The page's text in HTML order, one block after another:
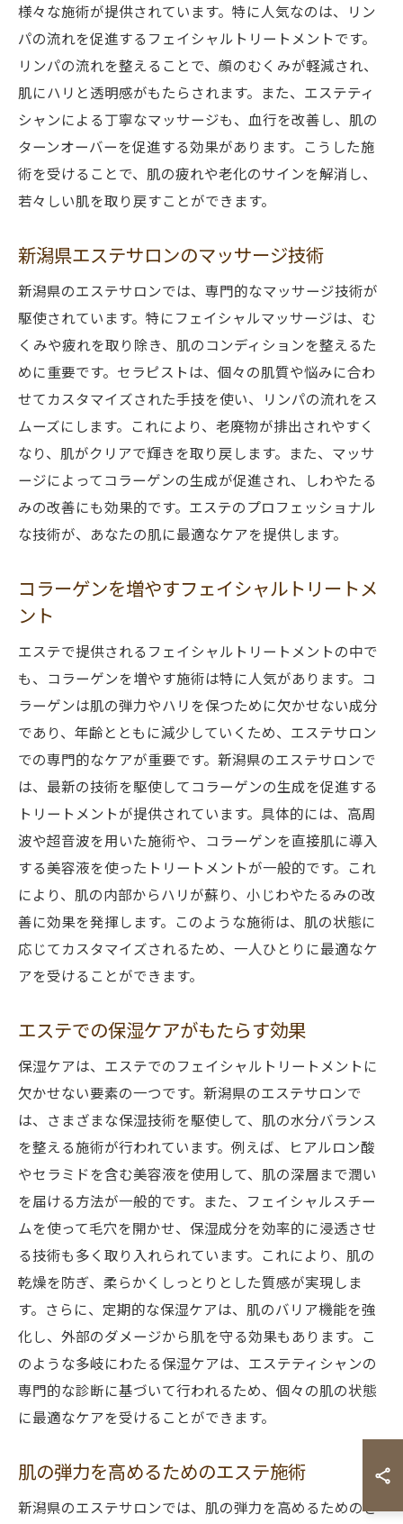
様々な施術が提供されています。特に人気なのは、リン
パの流れを促進するフェイシャルトリートメントです。
リンパの流れを整えることで、顔のむくみが軽減され、
肌にハリと透明感がもたらされます。また、エステティ
シャンによる丁寧なマッサージも、血行を改善し、肌の
ターンオーバーを促進する効果があります。こうした施
術を受けることで、肌の疲れや老化のサインを解消し、
若々しい肌を取り戻すことができます。
新潟県エステサロンのマッサージ技術
新潟県のエステサロンでは、専門的なマッサージ技術が
駆使されています。特にフェイシャルマッサージは、む
くみや疲れを取り除き、肌のコンディションを整えるた
めに重要です。セラピストは、個々の肌質や悩みに合わ
せてカスタマイズされた手技を使い、リンパの流れをス
ムーズにします。これにより、老廃物が排出されやすく
なり、肌がクリアで輝きを取り戻します。また、マッサ
ージによってコラーゲンの生成が促進され、しわやたる
みの改善にも効果的です。エステのプロフェッショナル
な技術が、あなたの肌に最適なケアを提供します。
コラーゲンを増やすフェイシャルトリートメ
ント
エステで提供されるフェイシャルトリートメントの中で
も、コラーゲンを増やす施術は特に人気があります。コ
ラーゲンは肌の弾力やハリを保つために欠かせない成分
であり、年齢とともに減少していくため、エステサロン
での専門的なケアが重要です。新潟県のエステサロンで
は、最新の技術を駆使してコラーゲンの生成を促進する
トリートメントが提供されています。具体的には、高周
波や超音波を用いた施術や、コラーゲンを直接肌に導入
する美容液を使ったトリートメントが一般的です。これ
により、肌の内部からハリが蘇り、小じわやたるみの改
善に効果を発揮します。このような施術は、肌の状態に
応じてカスタマイズされるため、一人ひとりに最適なケ
アを受けることができます。
エステでの保湿ケアがもたらす効果
保湿ケアは、エステでのフェイシャルトリートメントに
欠かせない要素の一つです。新潟県のエステサロンで
は、さまざまな保湿技術を駆使して、肌の水分バランス
を整える施術が行われています。例えば、ヒアルロン酸
やセラミドを含む美容液を使用して、肌の深層まで潤い
を届ける方法が一般的です。また、フェイシャルスチー
ムを使って毛穴を開かせ、保湿成分を効率的に浸透させ
る技術も多く取り入れられています。これにより、肌の
乾燥を防ぎ、柔らかくしっとりとした質感が実現しま
す。さらに、定期的な保湿ケアは、肌のバリア機能を強
化し、外部のダメージから肌を守る効果もあります。こ
のような多岐にわたる保湿ケアは、エステティシャンの
専門的な診断に基づいて行われるため、個々の肌の状態
に最適なケアを受けることができます。
肌の弾力を高めるためのエステ施術
新潟県のエステサロンでは、肌の弾力を高めるためのさ